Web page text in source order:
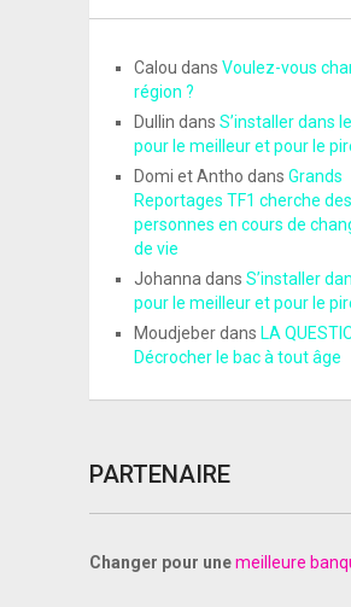
Calou dans Voulez-vous
région ?
Dullin dans S’installer dans
pour le meilleur et pour le
Domi et Antho dans Grands
Reportages TF1 cherche des
personnes en cours de
de vie
Johannadans S’installer
pour le meilleur et pour le
Moudjeberdans LA
Décrocher le bac à tout âge
PARTENAIRE
Changer pour unemeilleure